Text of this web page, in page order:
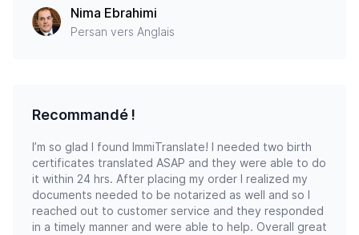
Nima Ebrahimi
Persan vers Anglais
Recommandé !
I’m so glad I found ImmiTranslate! I needed two birth
certificates translated ASAP and they were able to do
it within 24 hrs. After placing my order I realized my
documents needed to be notarized as well and so I
reached out to customer service and they responded
in a timely manner and were able to help. Overall great